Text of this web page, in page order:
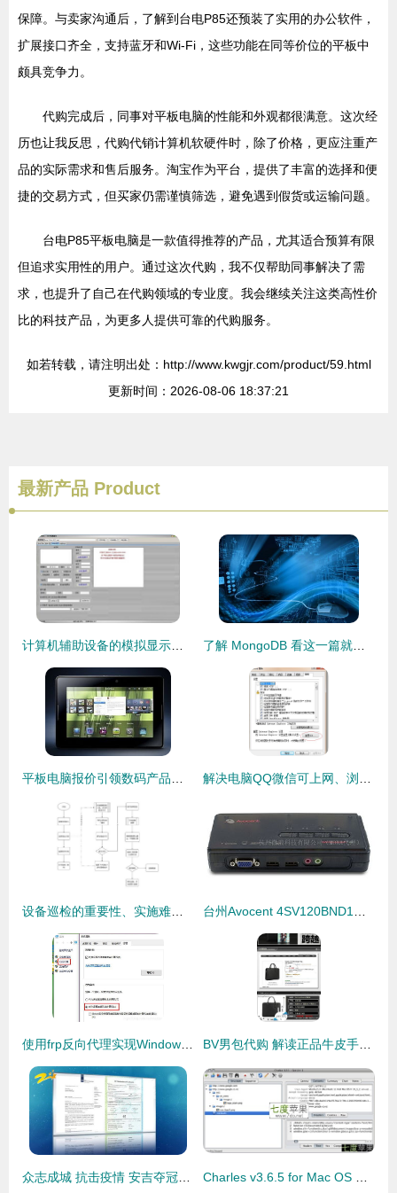
保障。与卖家沟通后，了解到台电P85还预装了实用的办公软件，
扩展接口齐全，支持蓝牙和Wi-Fi，这些功能在同等价位的平板中
颇具竞争力。
代购完成后，同事对平板电脑的性能和外观都很满意。这次经
历也让我反思，代购代销计算机软硬件时，除了价格，更应注重产
品的实际需求和售后服务。淘宝作为平台，提供了丰富的选择和便
捷的交易方式，但买家仍需谨慎筛选，避免遇到假货或运输问题。
台电P85平板电脑是一款值得推荐的产品，尤其适合预算有限
但追求实用性的用户。通过这次代购，我不仅帮助同事解决了需
求，也提升了自己在代购领域的专业度。我会继续关注这类高性价
比的科技产品，为更多人提供可靠的代购服务。
如若转载，请注明出处：http://www.kwgjr.com/product/59.html
更新时间：2026-08-06 18:37:21
最新产品 Product